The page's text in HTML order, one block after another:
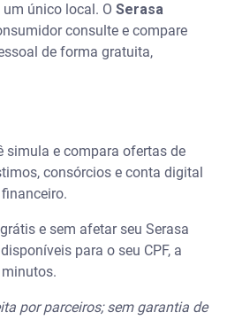
único local. O Serasa
consulte e compare
de forma gratuita,
simula e compara ofertas de
consórcios e conta digital
e sem afetar seu Serasa
para o seu CPF, a
por parceiros; sem garantia de